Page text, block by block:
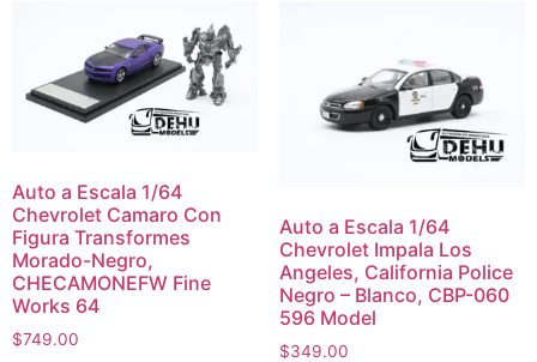
Auto a Escala 1/64
Chevrolet Camaro Con
Figura Transformes
Morado-Negro,
CHECAMONEFW Fine
Works 64
$749.00
Auto a Escala 1/64
Chevrolet Impala Los
Angeles, California Police
Negro – Blanco, CBP-060
596 Model
$349.00